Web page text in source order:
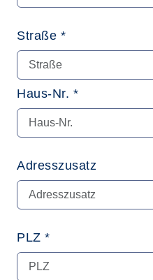
Straße *
Haus-Nr. *
Adresszusatz
PLZ *